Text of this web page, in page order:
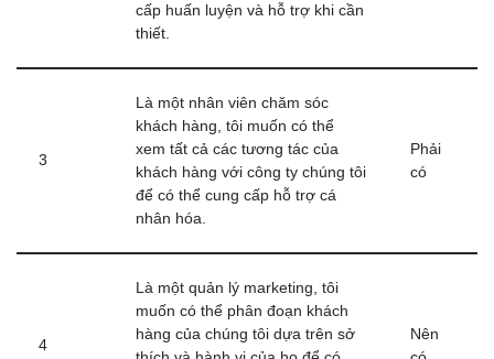
cấp huấn luyện và hỗ trợ khi cần
thiết.
3
Là một nhân viên chăm sóc
khách hàng, tôi muốn có thể
xem tất cả các tương tác của
khách hàng với công ty chúng tôi
để có thể cung cấp hỗ trợ cá
nhân hóa.
Phải
có
4
Là một quản lý marketing, tôi
muốn có thể phân đoạn khách
hàng của chúng tôi dựa trên sở
Nên